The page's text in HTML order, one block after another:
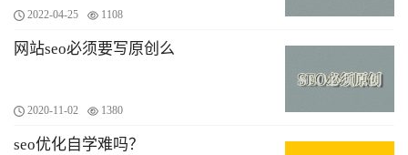
2022-04-25 1108
网站seo必须要写原创么
2020-11-02 1380
seo优化自学难吗？